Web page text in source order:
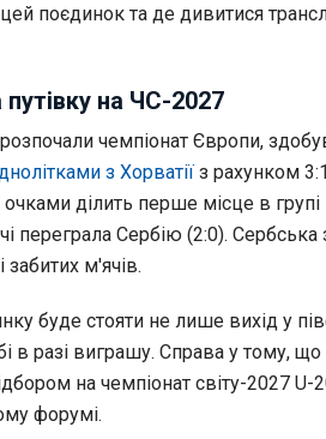
поєдинок та де дивитися
на ЧС-2027
чемпіонат Європи,
з Хорватії з рахунком
ділить перше місце в групі
переграла Сербію (2:0). Сербська
забитих м'ячів.
буде стояти не лише вихід у
в разі виграшу. Справа у тому,
на чемпіонат світу-2027 U-
форумі.